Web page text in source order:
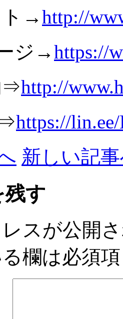
ト→http://
ジ→https://
⇒http://
https://
新しい記
残す
スが公開
欄は必須